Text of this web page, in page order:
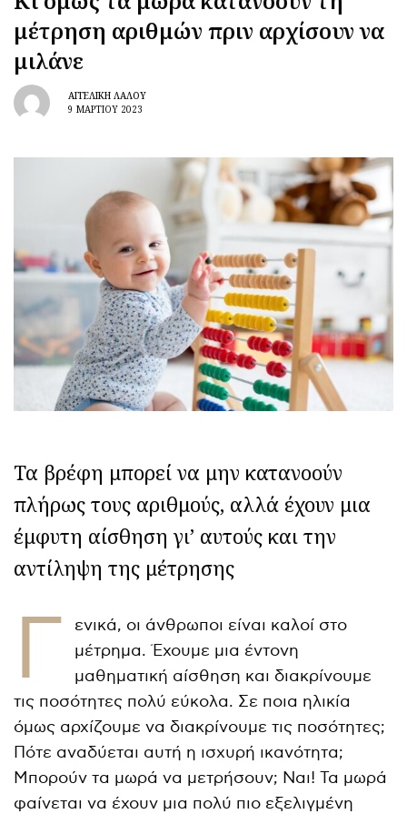
μέτρηση αριθμών πριν αρχίσουν να
μιλάνε
ΑΓΓΕΛΙΚΉ ΛΆΛΟΥ
9 ΜΑΡΤΊΟΥ 2023
Τα βρέφη μπορεί να μην κατανοούν
πλήρως τους αριθμούς, αλλά έχουν μια
έμφυτη αίσθηση γι’ αυτούς και την
αντίληψη της μέτρησης
Γ
ενικά, οι άνθρωποι είναι καλοί στο
μέτρημα. Έχουμε μια έντονη
μαθηματική αίσθηση και διακρίνουμε
τις ποσότητες πολύ εύκολα. Σε ποια ηλικία
όμως αρχίζουμε να διακρίνουμε τις ποσότητες;
Πότε αναδύεται αυτή η ισχυρή ικανότητα;
Μπορούν τα μωρά να μετρήσουν; Ναι! Τα μωρά
φαίνεται να έχουν μια πολύ πιο εξελιγμένη